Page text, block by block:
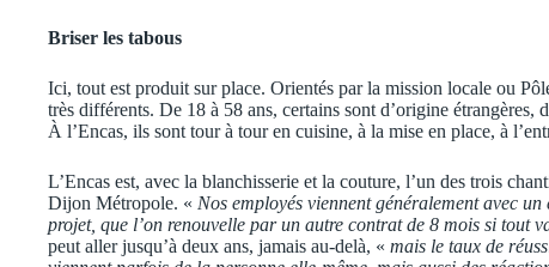
Briser les tabous
Ici, tout est produit sur place. Orientés par la mission locale ou
très différents. De 18 à 58 ans, certains sont d’origine étrangères,
À l’Encas, ils sont tour à tour en cuisine, à la mise en place, à
L’Encas est, avec la blanchisserie et la couture, l’un des trois
Dijon Métropole. « Nos employés viennent généralement avec
projet, que l’on renouvelle par un autre contrat de 8 mois si tout
peut aller jusqu’à deux ans, jamais au-delà, « mais le taux de